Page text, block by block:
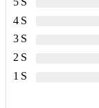
4
3
2
1